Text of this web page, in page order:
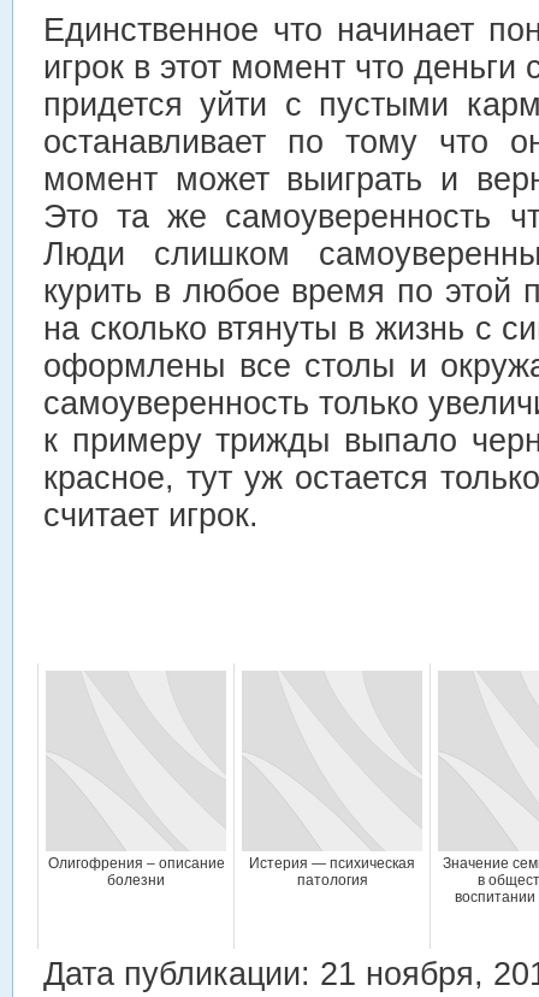
Единственное что начинает
игрок в этот момент что деньги
придется уйти с пустыми
останавливает по тому что
момент может выиграть и
Это та же самоуверенность
Люди слишком
курить в любое время по этой
на сколько втянуты в жизнь с
оформлены все столы и
самоуверенность только
к примеру трижды выпало
красное, тут уж остается
считает игрок.
Олигофрения – описание
болезни
Истерия — психическая
патология
Значение
в
воспитании
Дата публикации: 21 ноября,